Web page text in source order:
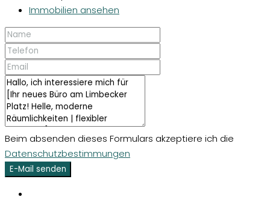
Immobilien ansehen
Beim absenden dieses Formulars akzeptiere ich die
Datenschutzbestimmungen
E-Mail senden